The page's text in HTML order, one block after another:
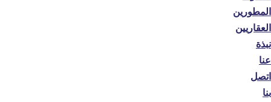
المطورين
العقاريين
نبذة
عنا
اتصل
بنا